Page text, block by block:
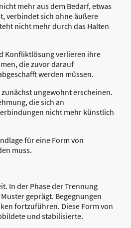
mehr aus dem Bedarf, etwas
verbindet sich ohne äußere
nicht mehr durch das Halten
Konfliktlösung verlieren ihre
die zuvor darauf
werden müssen.
ungewohnt erscheinen.
die sich an
nicht mehr künstlich
für eine Form von
muss.
In der Phase der Trennung
geprägt. Begegnungen
fortzuführen. Diese Form von
und stabilisierte.